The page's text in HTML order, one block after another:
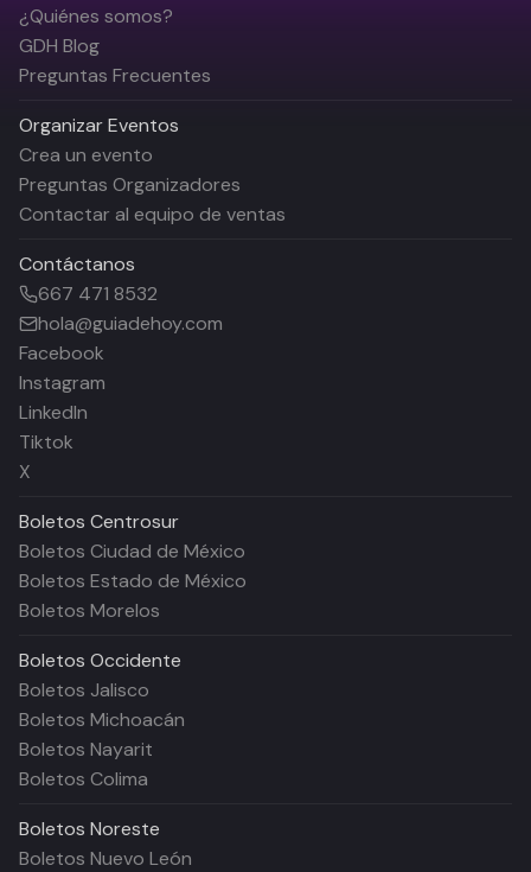
¿Quiénes somos?
GDH Blog
Preguntas Frecuentes
Organizar Eventos
Crea un evento
Preguntas Organizadores
Contactar al equipo de ventas
Contáctanos
667 471 8532
hola@guiadehoy.com
Facebook
Instagram
LinkedIn
Tiktok
X
Boletos Centrosur
Boletos Ciudad de México
Boletos Estado de México
Boletos Morelos
Boletos Occidente
Boletos Jalisco
Boletos Michoacán
Boletos Nayarit
Boletos Colima
Boletos Noreste
Boletos Nuevo León